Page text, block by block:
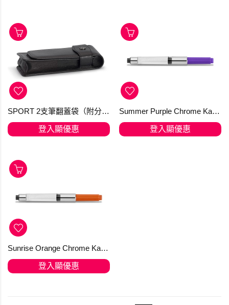
SPORT 2支筆翻蓋袋（附分隔）
登入顯優惠
Summer Purple Chrome Kaweco Standard Converter
登入顯優惠
Sunrise Orange Chrome Kaweco Standard Converter
登入顯優惠